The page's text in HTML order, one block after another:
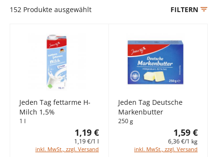
152 Produkte ausgewählt FILTERN
Jeden Tag fettarme H-
Milch 1,5%
1 l
1,19 €
1,19 €/1 l
inkl. MwSt., zzgl. Versand
Jeden Tag Deutsche
Markenbutter
250 g
1,59 €
6,36 €/1 kg
inkl. MwSt., zzgl. Versand